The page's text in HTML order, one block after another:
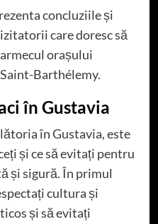
concluziile și
care doresc să
orașului
Barthélemy.
în Gustavia
în Gustavia, este
și ce să evitați pentru
și sigură. În primul
cultura și
și să evitați